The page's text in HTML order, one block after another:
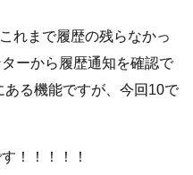
れまで履歴の残らなかっ
ーから履歴通知を確認で
ある機能ですが、今回10で
！！！！！